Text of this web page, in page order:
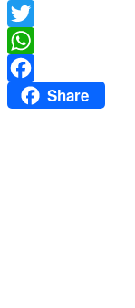
Messenger
Twitter
WhatsApp
FacebookShare